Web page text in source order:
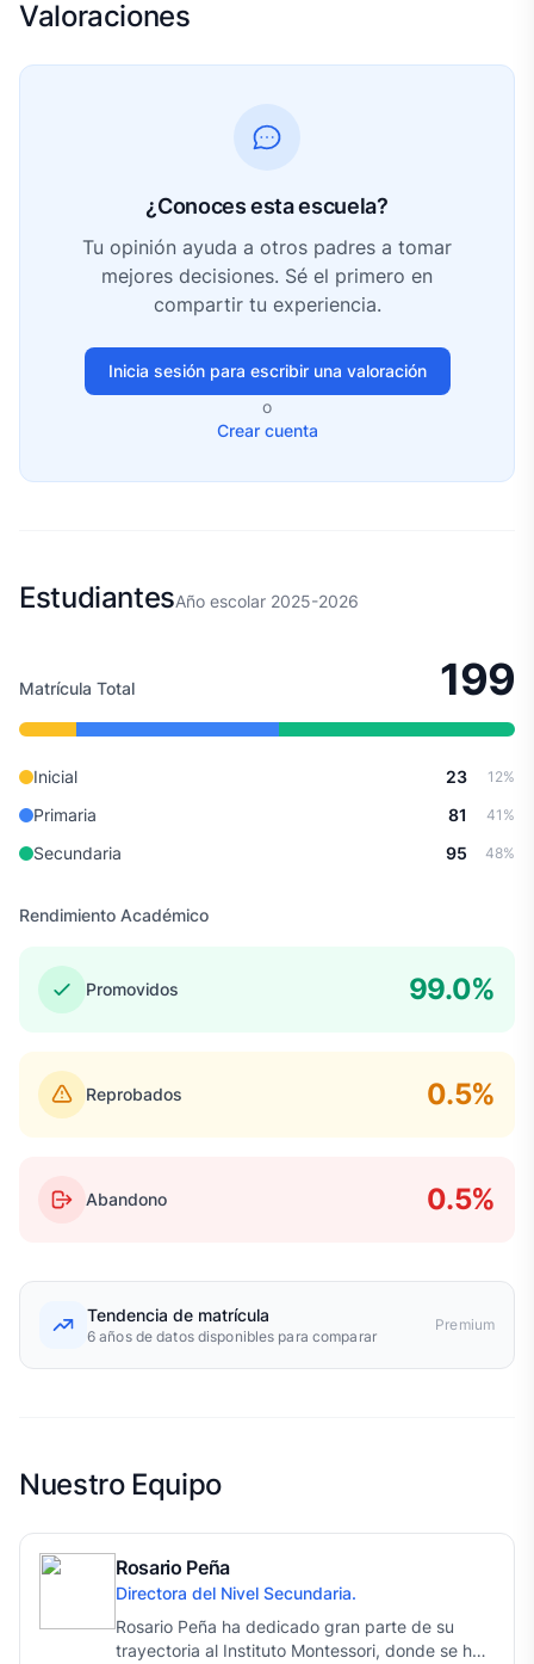
Valoraciones
¿Conoces esta escuela?
Tu opinión ayuda a otros padres a tomar
mejores decisiones. Sé el primero en
compartir tu experiencia.
Inicia sesión para escribir una valoración
o
Crear cuenta
EstudiantesAño escolar 2025-2026
Matrícula Total 199
Inicial 23 12%
Primaria 81 41%
Secundaria 95 48%
Rendimiento Académico
Promovidos 99.0%
Reprobados 0.5%
Abandono 0.5%
Tendencia de matrícula
6 años de datos disponibles para comparar
Premium
Nuestro Equipo
Rosario Peña
Directora del Nivel Secundaria.
Rosario Peña ha dedicado gran parte de su
trayectoria al Instituto Montessori, donde se ha